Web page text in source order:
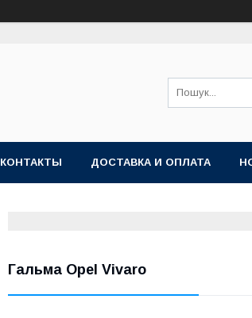
КОНТАКТЫ ДОСТАВКА И ОПЛАТА
Гальма Opel Vivaro